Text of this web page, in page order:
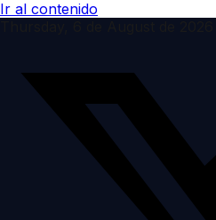
Ir al contenido